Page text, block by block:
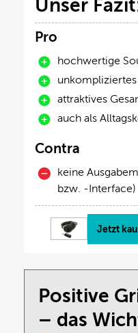
Unser
Pro
hochwertige
attraktives
auch als
Contra
keine
bzw. -Interface)
Jetzt
Positive
– das